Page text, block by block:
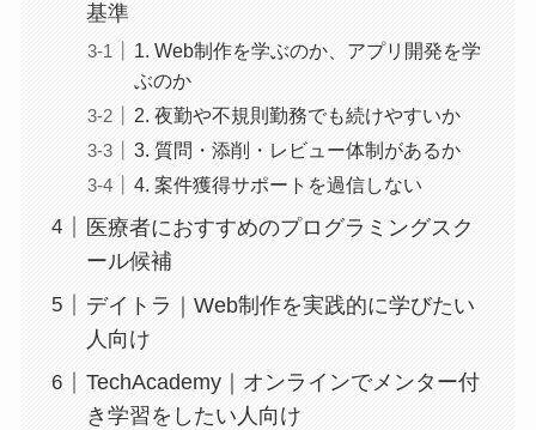
基準
1. Web制作を学ぶのか、アプリ開発を学
ぶのか
2. 夜勤や不規則勤務でも続けやすいか
3. 質問・添削・レビュー体制があるか
4. 案件獲得サポートを過信しない
医療者におすすめのプログラミングスク
ール候補
デイトラ｜Web制作を実践的に学びたい
人向け
TechAcademy｜オンラインでメンター付
き学習をしたい人向け